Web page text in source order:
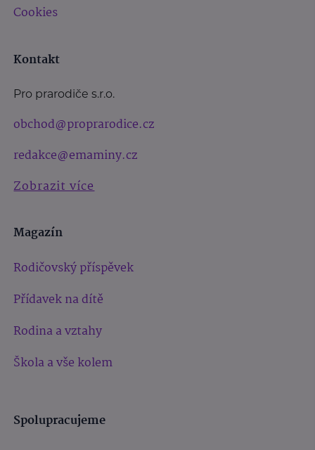
Cookies
Kontakt
Pro prarodiče s.r.o.
obchod@proprarodice.cz
redakce@emaminy.cz
Zobrazit více
Magazín
Rodičovský příspěvek
Přídavek na dítě
Rodina a vztahy
Škola a vše kolem
Spolupracujeme